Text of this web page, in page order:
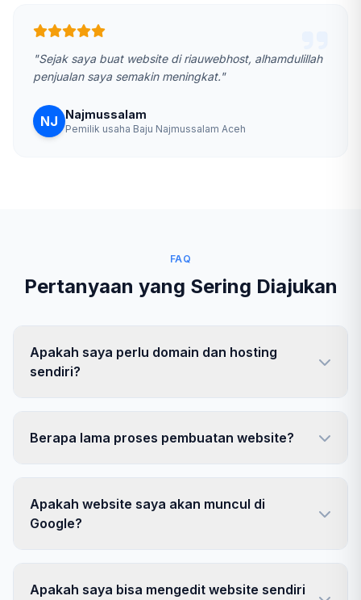
"Sejak saya buat website di riauwebhost, alhamdulillah
penjualan saya semakin meningkat."
NJ Najmussalam
Pemilik usaha Baju Najmussalam Aceh
FAQ
Pertanyaan yang Sering Diajukan
Apakah saya perlu domain dan hosting
sendiri?
Berapa lama proses pembuatan website?
Apakah website saya akan muncul di
Google?
Apakah saya bisa mengedit website sendiri